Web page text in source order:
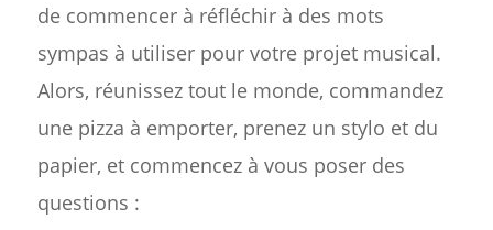
de commencer à réfléchir à des mots
sympas à utiliser pour votre projet musical.
Alors, réunissez tout le monde, commandez
une pizza à emporter, prenez un stylo et du
papier, et commencez à vous poser des
questions :